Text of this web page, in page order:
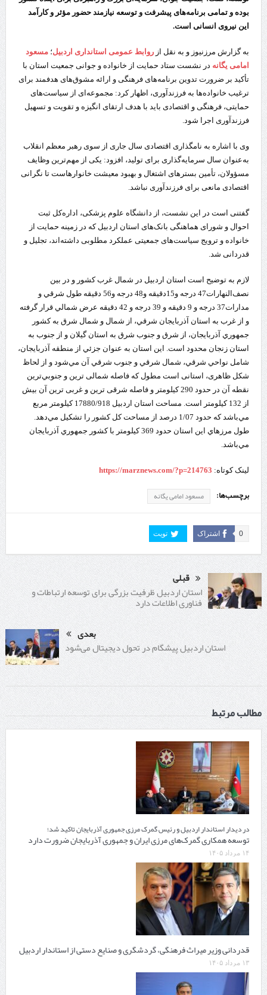
بوده و تمامی برنامه‌های پیشرفت و توسعه نیازمند حضور مؤثر و کارآمد
این نیروی انسانی است.
به گزارش مرزنیوز و به نقل از روابط عمومی استانداری اردبیل؛ مسعود
امامی یگانه در نشست ستاد حمایت از خانواده و جوانی جمعیت استان با
تأکید بر ضرورت تدوین برنامه‌های فرهنگی و ارائه مشوق‌های هدفمند برای
ترغیب خانواده‌ها به فرزندآوری، اظهار کرد: مجموعه‌ای از سیاست‌های
حمایتی، فرهنگی و اقتصادی باید با هدف ارتقای انگیزه و تقویت و تسهیل
فرزندآوری اجرا شود.
وی با اشاره به نامگذاری اقتصادی سال جاری از سوی رهبر معظم انقلاب
به‌عنوان سال سرمایه‌گذاری برای تولید، افزود: یکی از مهم‌ترین وظایف
مسؤولان، تأمین بسترهای اشتغال و بهبود معیشت خانوارهاست تا نگرانی
اقتصادی مانعی برای فرزندآوری نباشد.
گفتنی است در این نشست، از دانشگاه علوم پزشکی، اداره‌کل ثبت
احوال و شورای هماهنگی بانک‌های استان اردبیل که در زمینه حمایت از
خانواده و ترویج سیاست‌های جمعیتی عملکرد مطلوبی داشته‌اند، تجلیل و
قدردانی شد.
لازم به توضیح است استان ‌اردبيل‌ در شمال‌ غرب ‌كشور و در بين‌
نصف‌النهارات47‌ درجه ‌و15دقيقه ‌و48 درجه ‌و56 دقيقه ‌طول ‌شرقي ‌و
مدارات‌37 درجه ‌و 9 دقيقه ‌و 39 درجه ‌و 42 دقيقه ‌عرض‌ شمالي ‌قرار گرفته
‌و از غرب ‌به ‌استان ‌آذربايجان‌ شرقي‌، از شمال ‌و شمال ‌شرق ‌به ‌كشور
جمهوري‌ آذربايجان‌، از شرق ‌و جنوب ‌شرق ‌به ‌استان ‌گيلان ‌و از جنوب ‌به
‌استان ‌زنجان ‌محدود است‌. اين ‌استان ‌به ‌عنوان‌ جزئي ‌از منطقه ‌آذربايجان‌،
شامل‌ نواحي‌ شرقي‌، شمال‌ شرقي ‌و جنوب ‌شرقي ‌آن ‌مي‌شود و از لحاظ
‌شكل ‌ظاهری، استانی ‌است‌ مطول ‌كه ‌فاصله ‌شمالی ترين ‌و جنوبي‌ترين
‌نقطه ‌آن ‌در حدود 290 كيلومتر و فاصله‌ شرقی ترين‌ و غربی ترين ‌آن ‌بيش
‌از 132 كيلومتر است. مساحت ‌استان ‌اردبيل‌ 17880/918 كيلومتر مربع‌
مي‌باشد كه‌ حدود 1/07 درصد از مساحت ‌كل ‌كشور را تشكيل‌ مي‌دهد.
طول ‌مرزهاي‌ اين ‌استان‌ حدود 369 كيلومتر با كشور جمهوري‌ آذربايجان‌
مي‌باشد.
لینک کوتاه: https://marznews.com/?p=214763
برچسب‌ها: مسعود امامی یگانه
اشتراک 0 تویت
قبلی
استان اردبیل ظرفیت بزرگی برای توسعه ارتباطات و
فناوری اطلاعات دارد
بعدی
استان اردبیل پیشگام در تحول دیجیتال می‌شود
مطالب مرتبط
در دیدار استاندار اردبیل و رئیس گمرک مرزی جمهوری آذربایجان تاکید شد؛
توسعه همکاری گمرک‌های مرزی ایران و جمهوری آذربایجان ضرورت دارد
۱۴ مرداد ۱۴۰۵
قدردانی وزیر میراث فرهنگی، گردشگری و صنایع دستی از استاندار اردبیل
۱۳ مرداد ۱۴۰۵